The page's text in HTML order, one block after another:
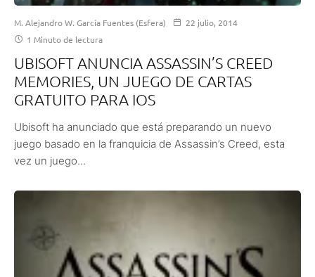
M. Alejandro W. García Fuentes (Esfera)
22 julio, 2014
1 Minuto de lectura
UBISOFT ANUNCIA ASSASSIN’S CREED
MEMORIES, UN JUEGO DE CARTAS
GRATUITO PARA IOS
Ubisoft ha anunciado que está preparando un nuevo
juego basado en la franquicia de Assassin’s Creed, esta
vez un juego...